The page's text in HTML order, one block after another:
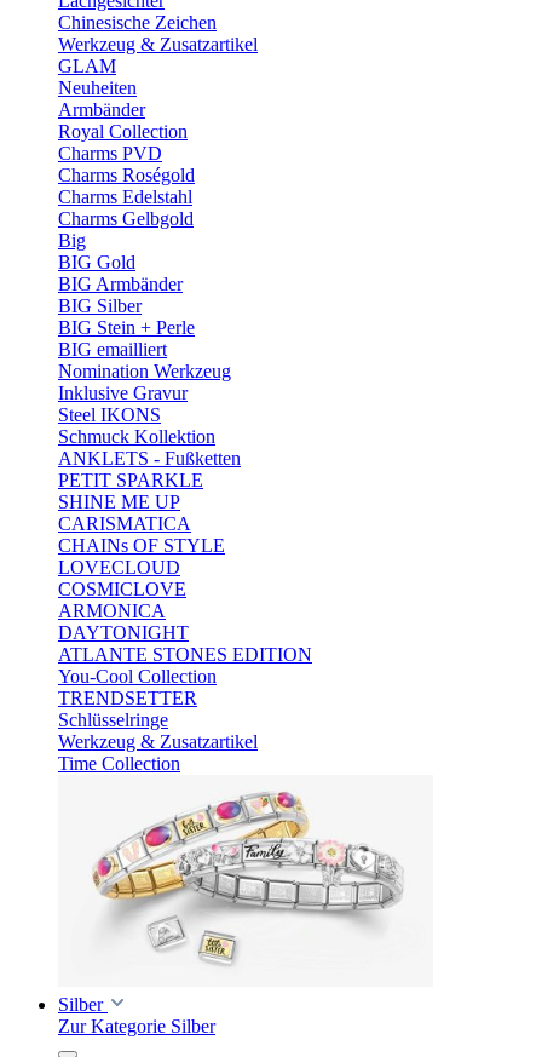
Chinesische Zeichen
Werkzeug & Zusatzartikel
GLAM
Neuheiten
Armbänder
Royal Collection
Charms PVD
Charms Roségold
Charms Edelstahl
Charms Gelbgold
Big
BIG Gold
BIG Armbänder
BIG Silber
BIG Stein + Perle
BIG emailliert
Nomination Werkzeug
Inklusive Gravur
Steel IKONS
Schmuck Kollektion
ANKLETS - Fußketten
PETIT SPARKLE
SHINE ME UP
CARISMATICA
CHAINs OF STYLE
LOVECLOUD
COSMICLOVE
ARMONICA
DAYTONIGHT
ATLANTE STONES EDITION
You-Cool Collection
TRENDSETTER
Schlüsselringe
Werkzeug & Zusatzartikel
Time Collection
Silber
Zur Kategorie Silber